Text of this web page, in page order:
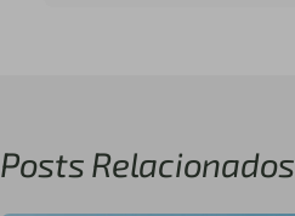
Posts Relacionados